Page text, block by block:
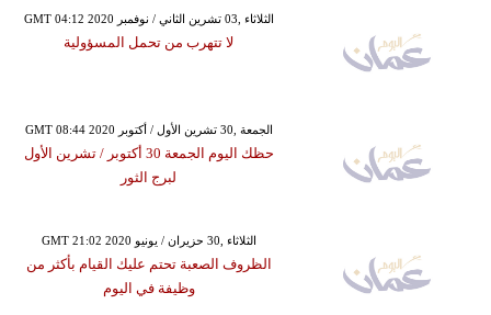
GMT 04:12 2020 الثلاثاء ,03 تشرين الثاني / نوفمبر
لا تتهرب من تحمل المسؤولية
GMT 08:44 2020 الجمعة ,30 تشرين الأول / أكتوبر
حظك اليوم الجمعة 30 أكتوبر / تشرين الأول
لبرج الثور
GMT 21:02 2020 الثلاثاء ,30 حزيران / يونيو
الظروف الصعبة تحتم عليك القيام بأكثر من
وظيفة في اليوم